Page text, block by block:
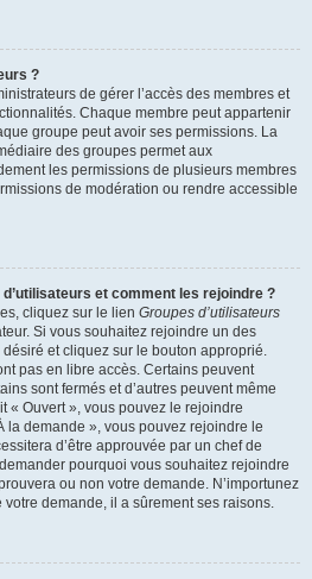
?
de gérer l’accès des membres et
Chaque membre peut appartenir
groupe peut avoir ses permissions. La
des groupes permet aux
les permissions de plusieurs membres
de modération ou rendre accessible
et comment les rejoindre ?
cliquez sur le lien Groupes d’utilisateurs
Si vous souhaitez rejoindre un des
et cliquez sur le bouton approprié.
pas en libre accès. Certains peuvent
sont fermés et d’autres peuvent même
« Ouvert », vous pouvez le rejoindre
la demande », vous pouvez rejoindre le
d’être approuvée par un chef de
pourquoi vous souhaitez rejoindre
ou non votre demande. N’importunez
demande, il a sûrement ses raisons.